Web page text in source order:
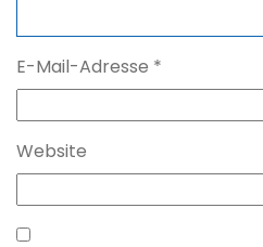
E-Mail-Adresse *
Website